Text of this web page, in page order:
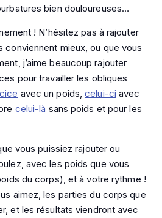
bien douloureuses…
! N’hésitez pas à rajouter
mieux, ou que vous
j’aime beaucoup rajouter
pour travailler les obliques
avec un poids,celui-ci avec
celui-là sans poids et pour les
vous puissiez rajouter ou
avec les poids que vous
du corps), et à votre rythme !
aimez, les parties du corps que
et les résultats viendront avec